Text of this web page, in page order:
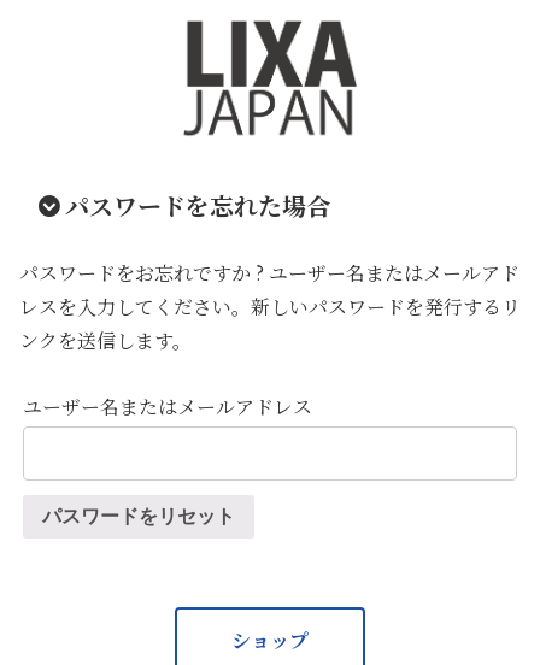
パスワードを忘れた場合
パスワードをお忘れですか ? ユーザー名またはメールアド
レスを入力してください。新しいパスワードを発行するリ
ンクを送信します。
ユーザー名またはメールアドレス
パスワードをリセット
ショップ